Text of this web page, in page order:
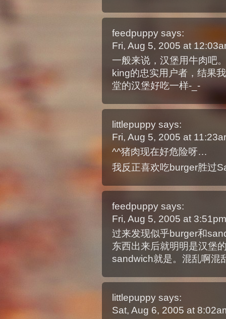
feedpuppy says:
Fri, Aug 5, 2005 at
一般来说，汉堡用牛肉吧
king的忠实用户者，结果
堂的汉堡好吃一样-_-
littlepuppy says:
Fri, Aug 5, 2005 at
^^猪肉现在好危险呀…
我反正喜欢吃burger胜过
feedpuppy says:
Fri, Aug 5, 2005 at
过来发现似乎burger和
东西出来后就明明是汉堡
sandwich就是。混乱啊混
littlepuppy says:
Sat, Aug 6, 2005 at